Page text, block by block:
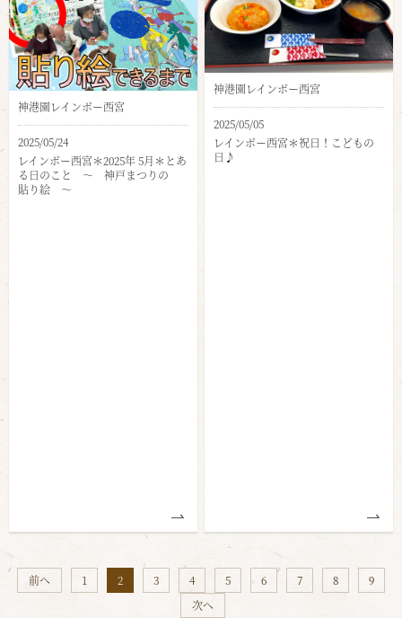
神港園レインボー西宮
2025/05/24
レインボー西宮＊2025年 5月＊とあ
る日のこと ～ 神戸まつりの
貼り絵 ～
神港園レインボー西宮
2025/05/05
レインボー西宮＊祝日！こどもの
日♪
前へ 1 2 3 4 5 6 7 8
9
次へ